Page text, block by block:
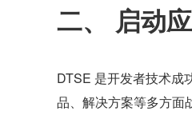
二、 启动
DTSE 是开发者技术成
品、解决方案等多方面